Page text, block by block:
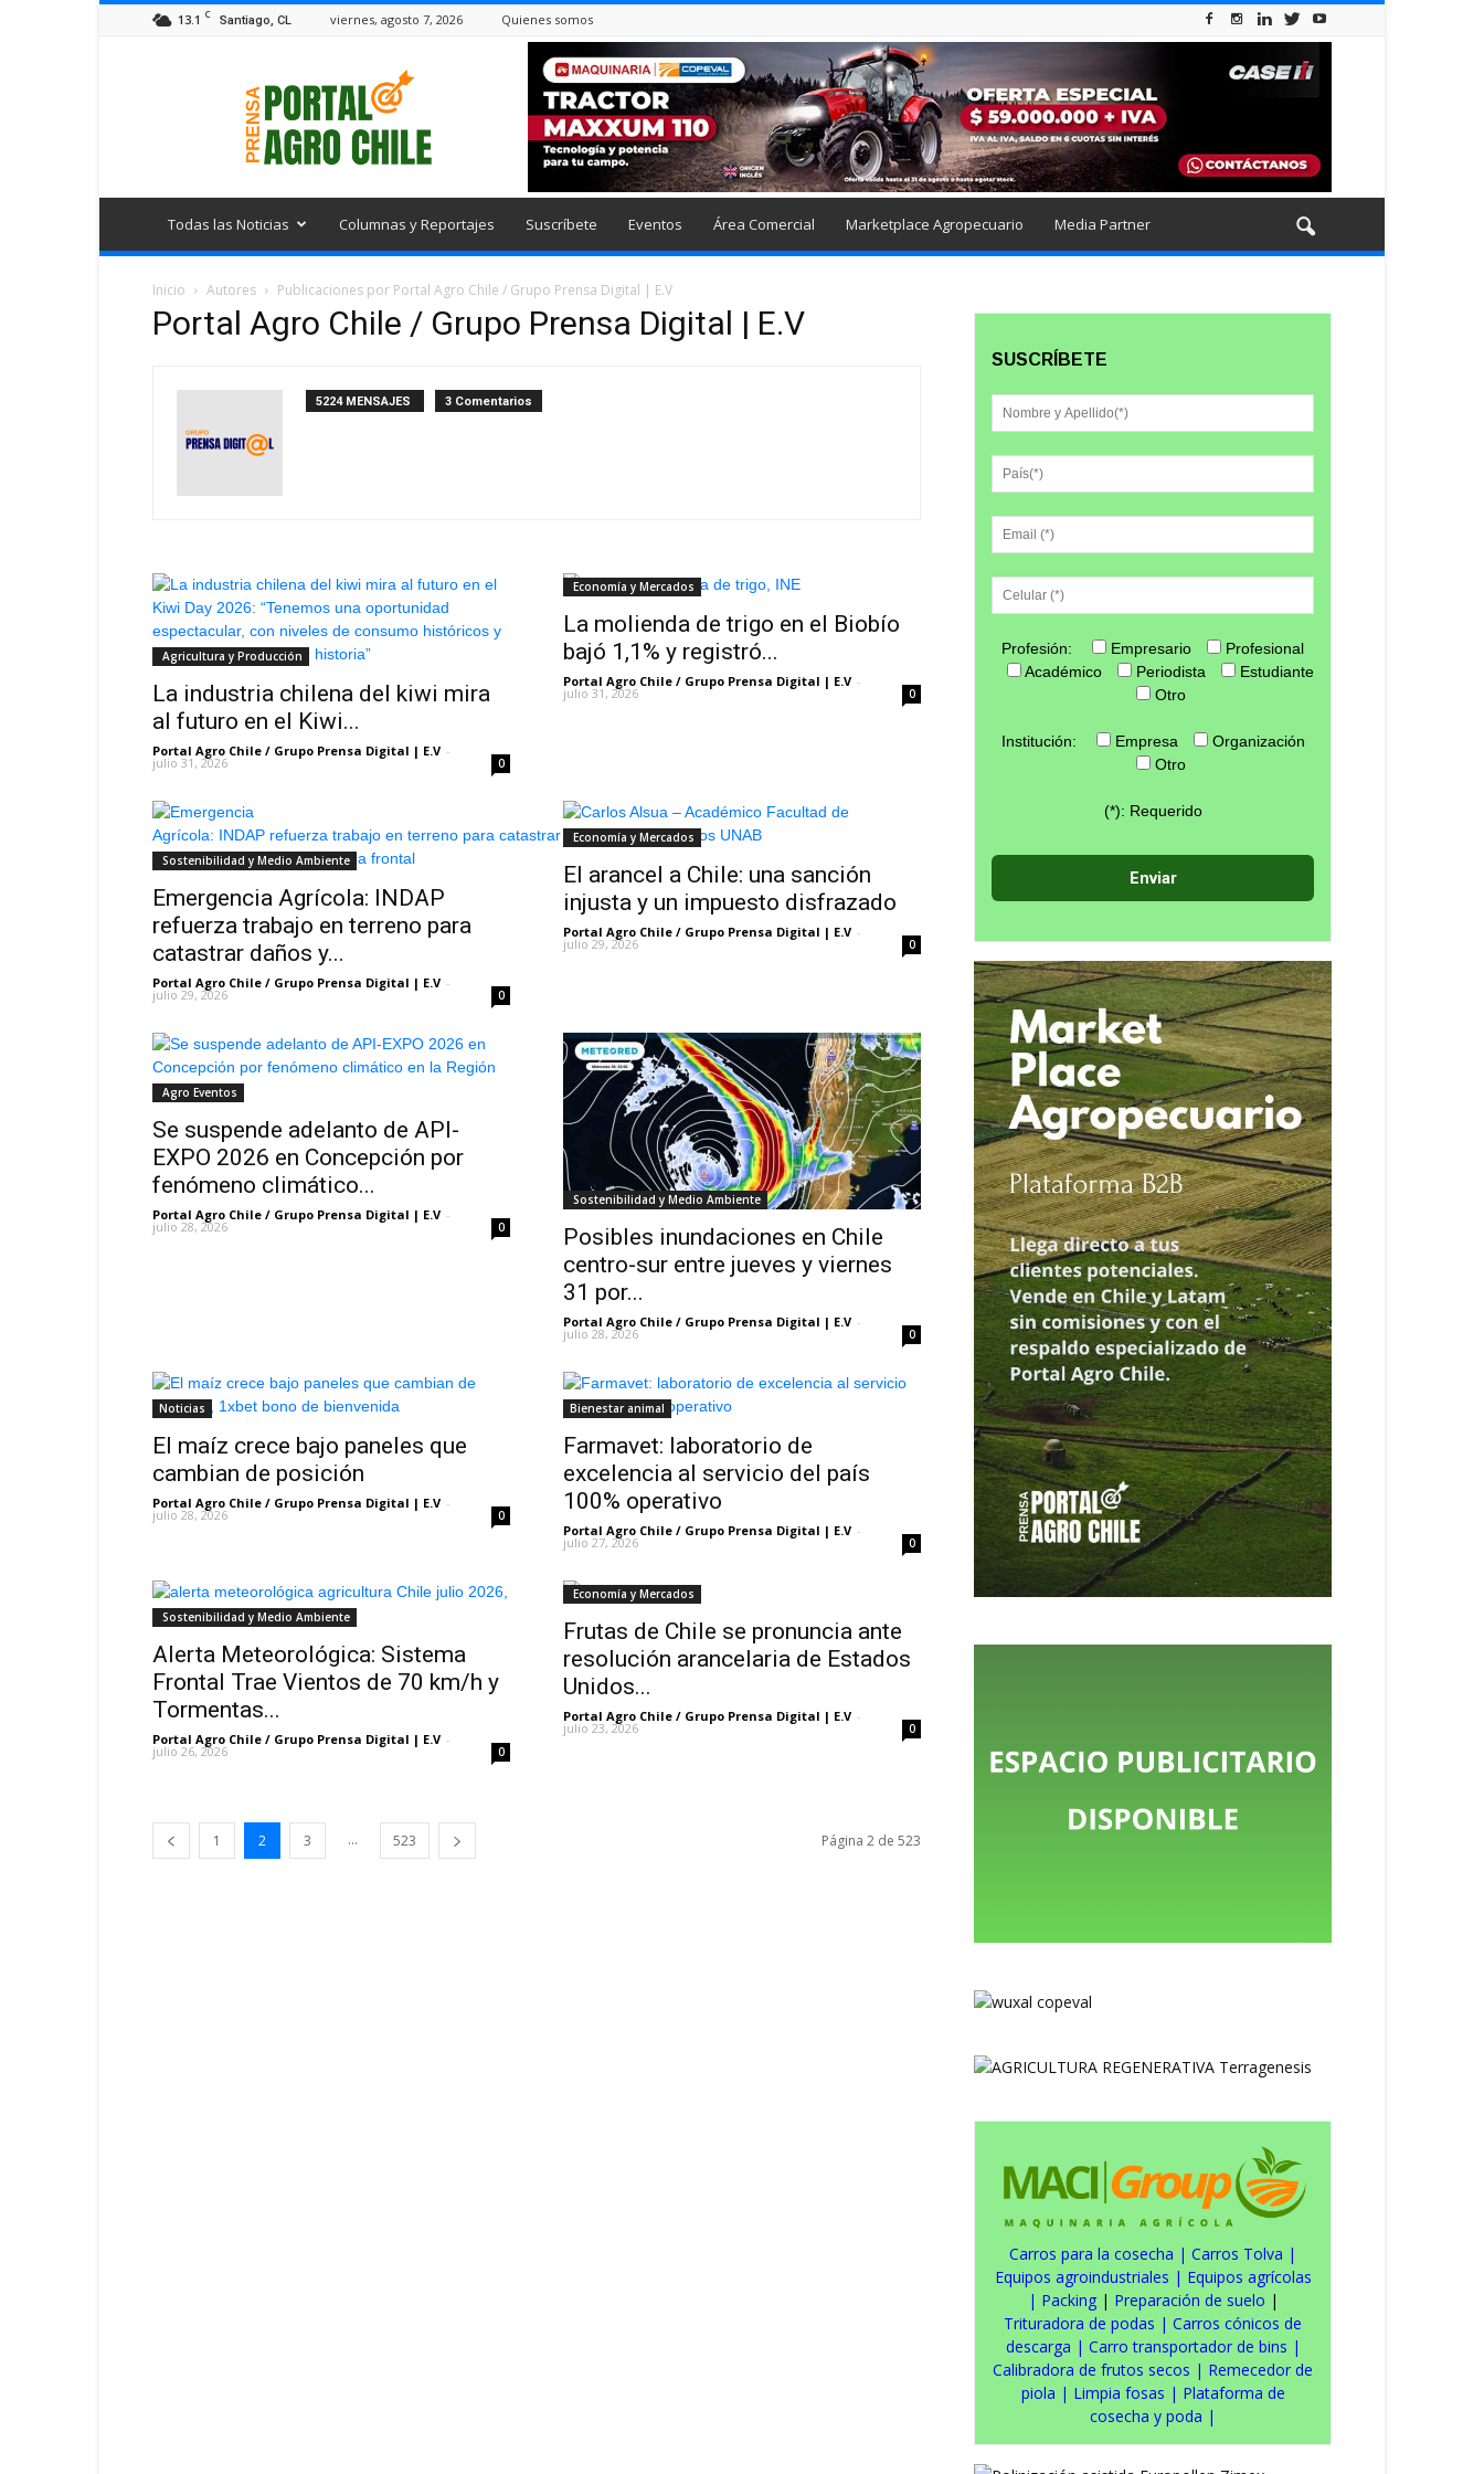
13.1 C Santiago, CL viernes, agosto 7, 2026 Quienes somos
Todas las Noticias Columnas y Reportajes Suscríbete Eventos Área Comercial Marketplace Agropecuario Media Partner
Inicio Autores Publicaciones por Portal Agro Chile / Grupo Prensa Digital | E.V
Portal Agro Chile / Grupo Prensa Digital | E.V
5224 MENSAJES 3 Comentarios
Agricultura y Producción
La industria chilena del kiwi mira
al futuro en el Kiwi...
Portal Agro Chile / Grupo Prensa Digital | E.V -
julio 31, 2026 0
Economía y Mercados
La molienda de trigo en el Biobío
bajó 1,1% y registró...
Portal Agro Chile / Grupo Prensa Digital | E.V -
julio 31, 2026 0
Sostenibilidad y Medio Ambiente
Emergencia Agrícola: INDAP
refuerza trabajo en terreno para
catastrar daños y...
Portal Agro Chile / Grupo Prensa Digital | E.V -
julio 29, 2026 0
Economía y Mercados
El arancel a Chile: una sanción
injusta y un impuesto disfrazado
Portal Agro Chile / Grupo Prensa Digital | E.V -
julio 29, 2026 0
Agro Eventos
Se suspende adelanto de API-
EXPO 2026 en Concepción por
fenómeno climático...
Portal Agro Chile / Grupo Prensa Digital | E.V -
julio 28, 2026 0
Sostenibilidad y Medio Ambiente
Posibles inundaciones en Chile
centro-sur entre jueves y viernes
31 por...
Portal Agro Chile / Grupo Prensa Digital | E.V -
julio 28, 2026 0
Noticias
El maíz crece bajo paneles que
cambian de posición
Portal Agro Chile / Grupo Prensa Digital | E.V -
julio 28, 2026 0
Bienestar animal
Farmavet: laboratorio de
excelencia al servicio del país
100% operativo
Portal Agro Chile / Grupo Prensa Digital | E.V -
julio 27, 2026 0
Sostenibilidad y Medio Ambiente
Alerta Meteorológica: Sistema
Frontal Trae Vientos de 70 km/h y
Tormentas...
Portal Agro Chile / Grupo Prensa Digital | E.V -
julio 26, 2026 0
Economía y Mercados
Frutas de Chile se pronuncia ante
resolución arancelaria de Estados
Unidos...
Portal Agro Chile / Grupo Prensa Digital | E.V -
julio 23, 2026 0
1 2 3 ... 523 Página 2 de 523
SUSCRÍBETE
Profesión: Empresario
Profesional
Académico
Periodista
Estudiante
Otro
Institución: Empresa
Organización
Otro
(*): Requerido
Carros para la cosecha | Carros Tolva |
Equipos agroindustriales | Equipos agrícolas
| Packing| Preparación de suelo |
Trituradora de podas | Carros cónicos de
descarga | Carro transportador de bins |
Calibradora de frutos secos | Remecedor de
piola | Limpia fosas | Plataforma de
cosecha y poda |